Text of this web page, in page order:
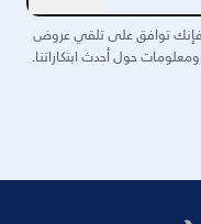
فإنك توافق على تلقي عروض
حول أحدث ابتكاراتنا.